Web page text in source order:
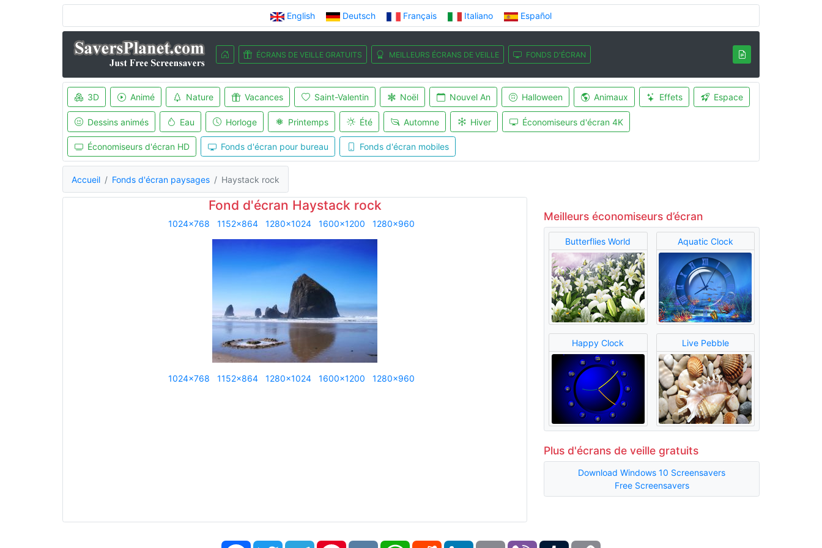
English Deutsch Français Italiano Español
ÉCRANS DE VEILLE GRATUITS MEILLEURS ÉCRANS DE VEILLE FONDS D'ÉCRAN
3D Animé Nature Vacances Saint-Valentin Noël Nouvel An Halloween Animaux Effets Espace
Dessins animés Eau Horloge Printemps Été Automne Hiver Économiseurs d'écran 4K
Économiseurs d'écran HD Fonds d'écran pour bureau Fonds d'écran mobiles
Accueil Fonds d'écran paysages Haystack rock
Fond d'écran Haystack rock
1024x768 1152x864 1280x1024 1600x1200 1280x960
1024x768 1152x864 1280x1024 1600x1200 1280x960
Meilleurs économiseurs d’écran
Butterflies World Aquatic Clock
Happy Clock Live Pebble
Plus d'écrans de veille gratuits
Download Windows 10 Screensavers
Free Screensavers